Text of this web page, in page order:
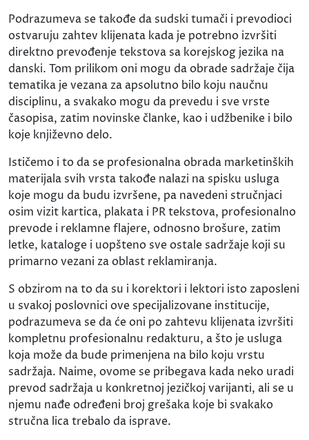
Podrazumeva se takođe da sudski tumači i prevodioci
ostvaruju zahtev klijenata kada je potrebno izvršiti
direktno prevođenje tekstova sa korejskog jezika na
danski. Tom prilikom oni mogu da obrade sadržaje čija
tematika je vezana za apsolutno bilo koju naučnu
disciplinu, a svakako mogu da prevedu i sve vrste
časopisa, zatim novinske članke, kao i udžbenike i bilo
koje književno delo.
Ističemo i to da se profesionalna obrada marketinških
materijala svih vrsta takođe nalazi na spisku usluga
koje mogu da budu izvršene, pa navedeni stručnjaci
osim vizit kartica, plakata i PR tekstova, profesionalno
prevode i reklamne flajere, odnosno brošure, zatim
letke, kataloge i uopšteno sve ostale sadržaje koji su
primarno vezani za oblast reklamiranja.
S obzirom na to da su i korektori i lektori isto zaposleni
u svakoj poslovnici ove specijalizovane institucije,
podrazumeva se da će oni po zahtevu klijenata izvršiti
kompletnu profesionalnu redakturu, a što je usluga
koja može da bude primenjena na bilo koju vrstu
sadržaja. Naime, ovome se pribegava kada neko uradi
prevod sadržaja u konkretnoj jezičkoj varijanti, ali se u
njemu nađe određeni broj grešaka koje bi svakako
stručna lica trebalo da isprave.